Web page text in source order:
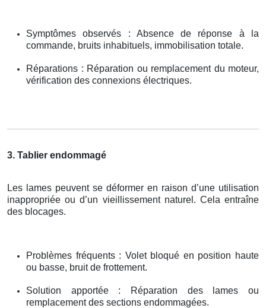
Symptômes observés : Absence de réponse à la
commande, bruits inhabituels, immobilisation totale.
Réparations : Réparation ou remplacement du moteur,
vérification des connexions électriques.
3. Tablier endommagé
Les lames peuvent se déformer en raison d’une utilisation
inappropriée ou d’un vieillissement naturel. Cela entraîne
des blocages.
Problèmes fréquents : Volet bloqué en position haute
ou basse, bruit de frottement.
Solution apportée : Réparation des lames ou
remplacement des sections endommagées.